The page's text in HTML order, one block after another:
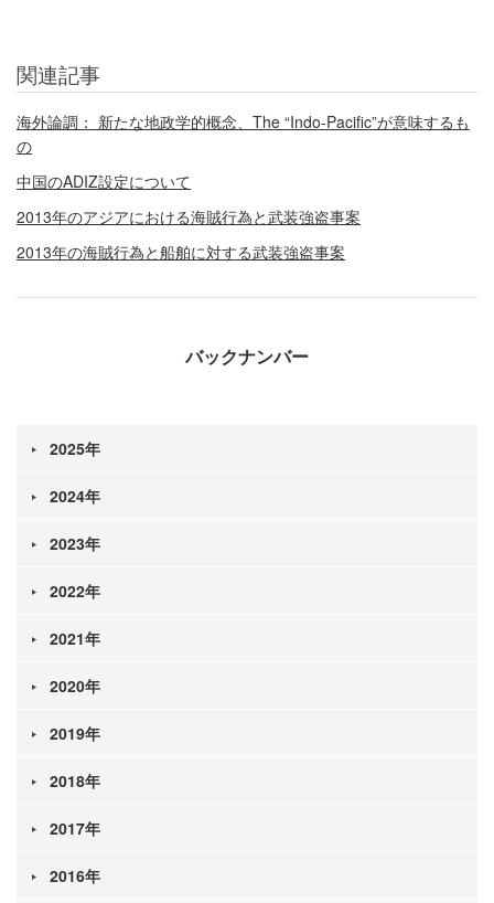
関連記事
海外論調： 新たな地政学的概念、The “Indo-Pacific”が意味するも
の
中国のADIZ設定について
2013年のアジアにおける海賊行為と武装強盗事案
2013年の海賊行為と船舶に対する武装強盗事案
バックナンバー
2025年
2024年
2023年
2022年
2021年
2020年
2019年
2018年
2017年
2016年